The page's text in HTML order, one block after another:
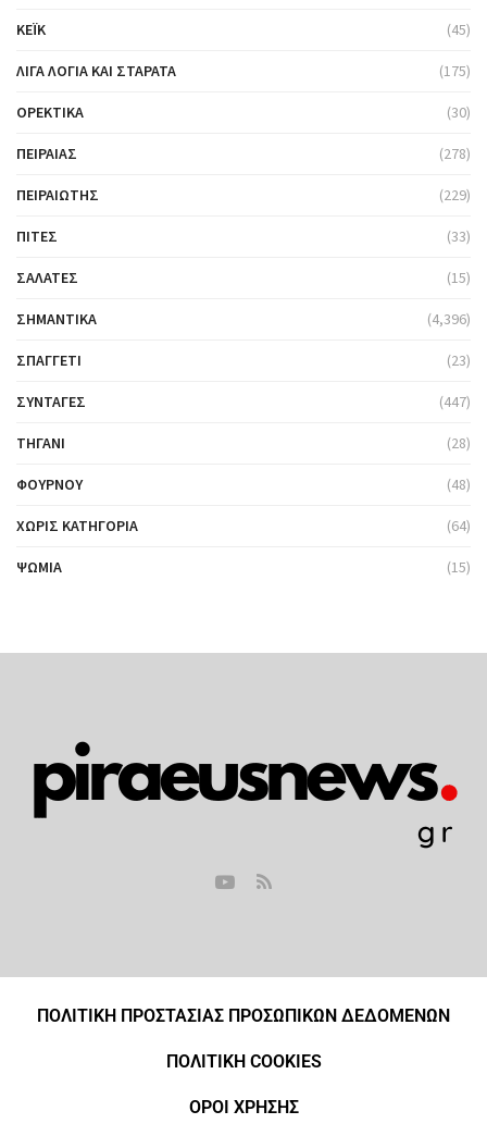
ΚΈΙΚ (45)
ΛΊΓΑ ΛΌΓΙΑ ΚΑΙ ΣΤΑΡΆΤΑ (175)
ΟΡΕΚΤΙΚΆ (30)
ΠΕΙΡΑΙΆΣ (278)
ΠΕΙΡΑΙΏΤΗΣ (229)
ΠΊΤΕΣ (33)
ΣΑΛΆΤΕΣ (15)
ΣΗΜΑΝΤΙΚΆ (4,396)
ΣΠΑΓΓΈΤΙ (23)
ΣΥΝΤΑΓΈΣ (447)
ΤΗΓΆΝΙ (28)
ΦΟΎΡΝΟΥ (48)
ΧΩΡΊΣ ΚΑΤΗΓΟΡΊΑ (64)
ΨΩΜΙΆ (15)
ΠΟΛΙΤΙΚΗ ΠΡΟΣΤΑΣΙΑΣ ΠΡΟΣΩΠΙΚΩΝ ΔΕΔΟΜΕΝΩΝ
ΠΟΛΙΤΙΚΗ COOKIES
ΟΡΟΙ ΧΡΗΣΗΣ